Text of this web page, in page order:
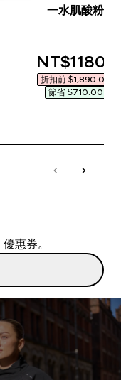
一水肌酸粉
NT$1180‎
折扣前 $1,890.00‎
節省 $710.00‎
惠券。